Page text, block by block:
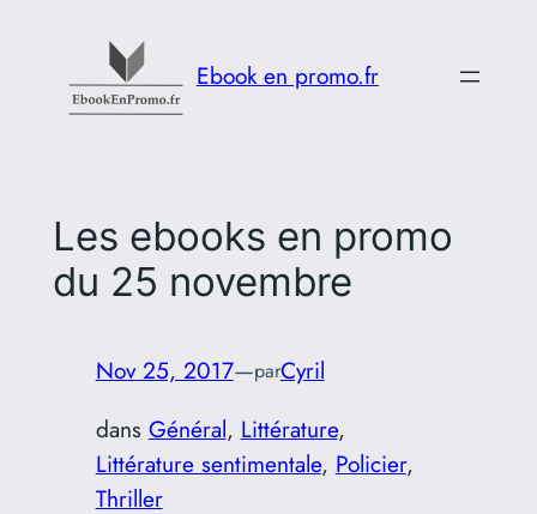
contenu
Ebook en promo.fr
Les ebooks en promo
du 25 novembre
Nov 25, 2017—parCyril
dans Général, Littérature
Littérature sentimentale, Policier
Thriller